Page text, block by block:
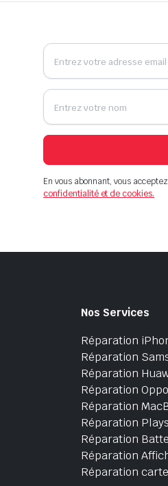
En vous abonnant, vous
confidentialité et de cookies.
Nos Services
Réparation
Réparation
Réparation
Réparation Oppo
Réparation
Réparation
Réparation
Réparation
Réparation